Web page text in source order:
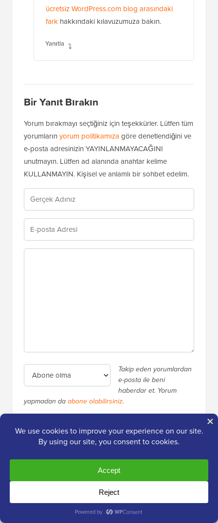
kendine barındırılan WordPress.org ve
ücretsiz WordPress.com blog arasındaki
Yorum bırakmayı seçtiğiniz için teşekkürler. Lütfen tüm
yorumlarınyorum politikamızagöre denetlendiğini ve
e-posta adresinizin YAYINLANMAYACAĞINI
unutmayın. Lütfen ad alanında anahtar kelime
KULLANMAYIN. Kişisel ve anlamlı bir sohbet edelim.
Takip eden yorumlardan
e-posta ile beni
haberdar et. Yorum
yapmadan daabone olabilirsiniz.
2.000.000'den FazlaOkuyucu
WPBeginner'dan taze içerik alın